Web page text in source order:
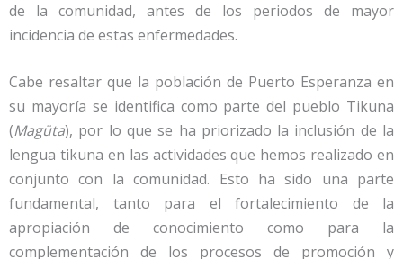
de la comunidad, antes de los periodos de mayor
incidencia de estas enfermedades.
Cabe resaltar que la población de Puerto Esperanza en
su mayoría se identifica como parte del pueblo Tikuna
(Magüta), por lo que se ha priorizado la inclusión de la
lengua tikuna en las actividades que hemos realizado en
conjunto con la comunidad. Esto ha sido una parte
fundamental, tanto para el fortalecimiento de la
apropiación de conocimiento como para la
complementación de los procesos de promoción y